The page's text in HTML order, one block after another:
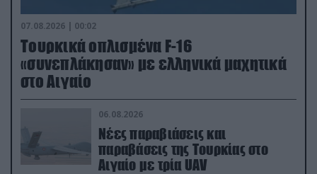
07.08.2026 | 00:02
Τουρκικά οπλισμένα F-16
«συνεπλάκησαν» με ελληνικά μαχητικά
στο Αιγαίο
06.08.2026
Νέες παραβιάσεις και
παραβάσεις της Τουρκίας στο
Αιγαίο με τρία UAV